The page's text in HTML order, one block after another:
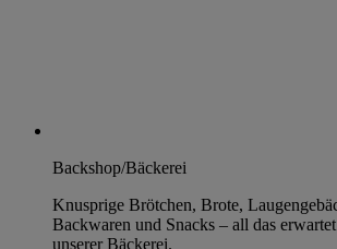
Backshop/Bäckerei
Knusprige Brötchen, Brote,
Backwaren und Snacks – all das
unserer Bäckerei.